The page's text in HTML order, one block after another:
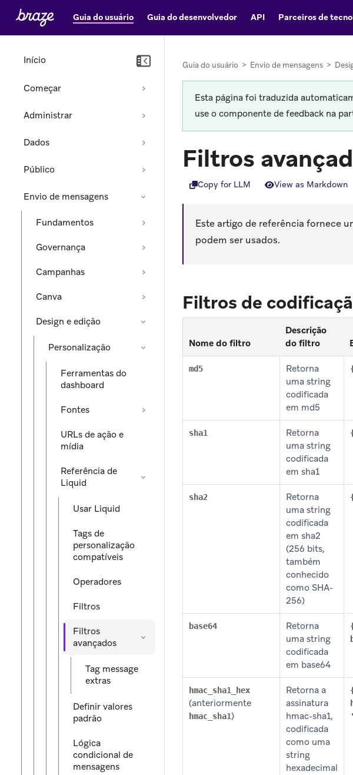
Guia do usuário Guia do desenvolvedor API Parceiros de
Início
Começar
Administrar
Dados
Público
Envio de mensagens
Fundamentos
Governança
Campanhas
Canva
Design e edição
Personalização
Ferramentas do
dashboard
Fontes
URLs de ação e
mídia
Referência de
Liquid
Usar Liquid
Tags de
personalização
compatíveis
Operadores
Filtros
Filtros
avançados
Tag message
extras
Definir valores
padrão
Lógica
condicional de
mensagens
Guia do usuário > Envio de mensagens >
Esta página foi traduzida
use o componente de feedback na
Filtros
Copy for LLM View as Markdown
Este artigo de referência fornece
podem ser usados.
Filtros de
Nome do filtro
Descrição
do filtro
md5
Retorna
uma string
codificada
em md5
sha1
Retorna
uma string
codificada
em sha1
sha2
Retorna
uma string
codificada
em sha2
(256 bits,
também
conhecido
como SHA-
256)
base64
Retorna
uma string
codificada
em base64
hmac_sha1_hex
(anteriormente
hmac_sha1)
Retorna a
assinatura
hmac-sha1,
codificada
como uma
string
hexadecimal